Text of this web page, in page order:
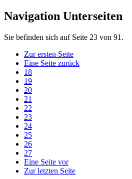
Navigation Unterseiten
Sie befinden sich auf Seite 23 von 91.
Zur ersten Seite
Eine Seite zurück
18
19
20
21
22
23
24
25
26
27
Eine Seite vor
Zur letzten Seite